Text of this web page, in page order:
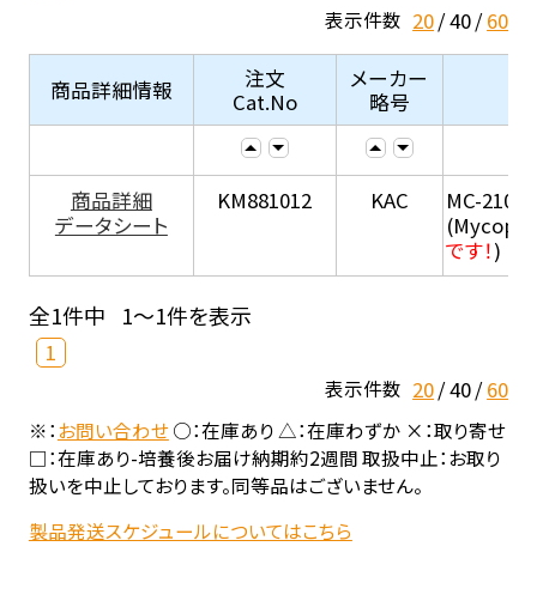
表示件数 20 40 60
商品詳細情報
注文
Cat.No
メーカー
略号
商品詳細
データシート
KM881012 KAC
MC-210 (
です！)
全1件中 1～1件を表示
1
表示件数 20 40 60
※：お問い合わせ○：在庫あり △：在庫わずか ×：取り寄せ
□：在庫あり-培養後お届け納期約2週間 取扱中止：お取り
扱いを中止しております。同等品はございません。
製品発送スケジュールについてはこちら